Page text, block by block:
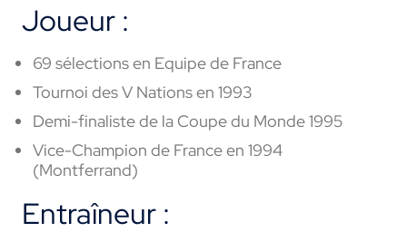
Joueur :
69 sélections en Equipe de France
Tournoi des V Nations en 1993
Demi-finaliste de la Coupe du Monde 1995
Vice-Champion de France en 1994
(Montferrand)
Entraîneur :